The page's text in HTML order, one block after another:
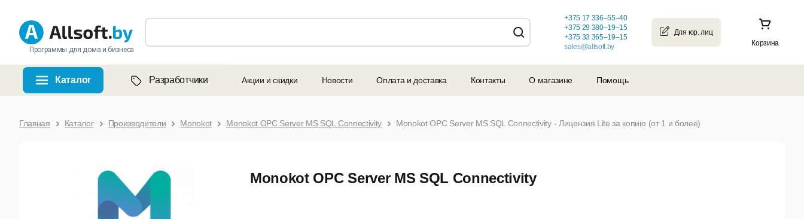
Программы для дома и бизнеса
Корзина
+375 17 336–55–40
+375 29 380–19–15
+375 33 365–19–15
sales@allsoft.by
Каталог Разработчики Акции и скидки Новости Оплата и доставка Контакты О магазине Помощь
Главная Каталог Производители Monokot Monokot OPC Server MS SQL Connectivity Monokot OPC Server MS SQL Connectivity - Лицензия Lite за копию (от 1 и более)
Monokot OPC Server MS SQL Connectivity